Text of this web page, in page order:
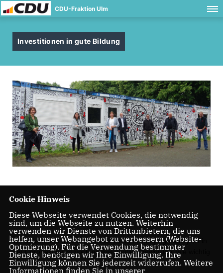
CDU-Fraktion Ulm
Investitionen in gute Bildung
Wir setzen uns ein für Investitionen in Bildung - gerade jetzt in
der Coronakrise ist noch einmal deutlich geworden, wie wichtig
diese ist.
Cookie Hinweis
Diese Webseite verwendet Cookies, die notwendig
sind, um die Webseite zu nutzen. Weiterhin
verwenden wir Dienste von Drittanbietern, die uns
helfen, unser Webangebot zu verbessern (Website-
Optmierung). Für die Verwendung bestimmter
Dienste, benötigen wir Ihre Einwilligung. Ihre
Einwilligung können Sie jederzeit widerrufen. Weitere
Informationen finden Sie in unserer